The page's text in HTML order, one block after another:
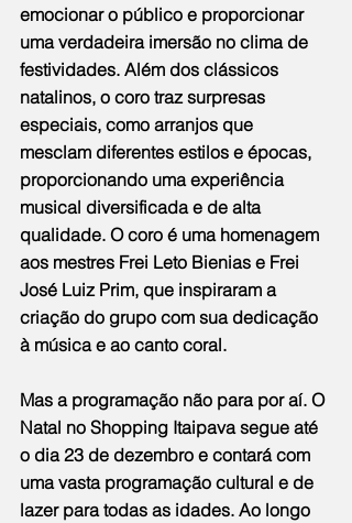
emocionar o público e proporcionar
uma verdadeira imersão no clima de
festividades. Além dos clássicos
natalinos, o coro traz surpresas
especiais, como arranjos que
mesclam diferentes estilos e épocas,
proporcionando uma experiência
musical diversificada e de alta
qualidade. O coro é uma homenagem
aos mestres Frei Leto Bienias e Frei
José Luiz Prim, que inspiraram a
criação do grupo com sua dedicação
à música e ao canto coral.
Mas a programação não para por aí. O
Natal no Shopping Itaipava segue até
o dia 23 de dezembro e contará com
uma vasta programação cultural e de
lazer para todas as idades. Ao longo